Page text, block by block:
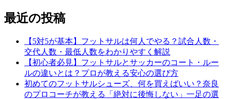
最近の投稿
【5対5が基本】フットサルは何人でやる？試合人数・
交代人数・最低人数をわかりやすく解説
【初心者必見】フットサルとサッカーのコート・ルー
ルの違いとは？プロが教える安心の選び方
初めてのフットサルシューズ、何を買えばいい？奈良
のプロコーチが教える「絶対に後悔しない」一足の選